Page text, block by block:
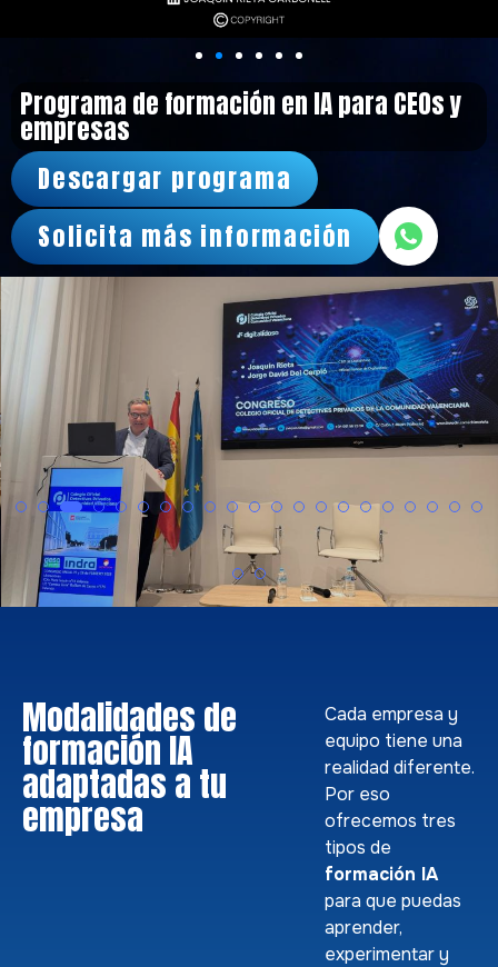
Programa de formación en IA para CEOs y
empresas
Descargar programa
Solicita más información
Formación en IA, Congreso
Detectives Privados
Modalidades de
formación IA
adaptadas a tu
empresa
Cada empresa y
equipo tiene una
realidad diferente.
Por eso
ofrecemos tres
tipos de
formación IA
para que puedas
aprender,
experimentar y